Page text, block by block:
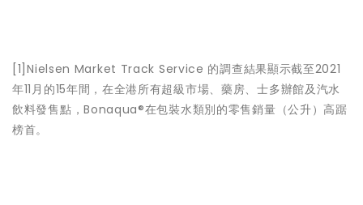
[1]Nielsen Market Track Service 的調查結果顯示截至2021
年11月的15年間，在全港所有超級市場、藥房、士多辦館及汽水
飲料發售點，Bonaqua®在包裝水類別的零售銷量（公升）高踞
榜首。